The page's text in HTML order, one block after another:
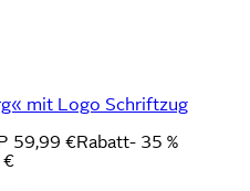
mit Logo Schriftzug
59,99 €Rabatt- 35 %
€